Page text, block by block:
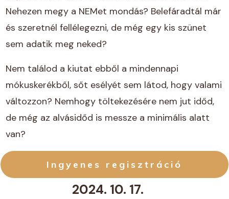
Nehezen megy a NEMet mondás? Belefáradtál már
és szeretnél fellélegezni, de még egy kis szünet
sem adatik meg neked?
Nem találod a kiutat ebből a mindennapi
mókuskerékből, sőt esélyét sem látod, hogy valami
változzon? Nemhogy töltekezésére nem jut időd,
de még az alvásidőd is messze a minimális alatt
van?
Ingyenes regisztráció
2024. 10. 17.